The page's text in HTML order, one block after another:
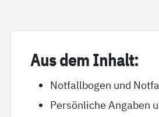
Aus dem In­halt:
Notfallbogen und
Persönliche Angaben